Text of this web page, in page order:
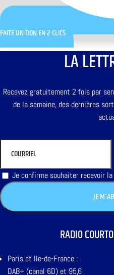
FAITE UN DON EN 2 CLICS
LA
Recevez gratuitement 2 fois par
de la semaine, des dernières
Je confirme souhaiter recevoir
RADIO
Paris et Ile-de-France :
DAB+ (canal 6D) et 95,6